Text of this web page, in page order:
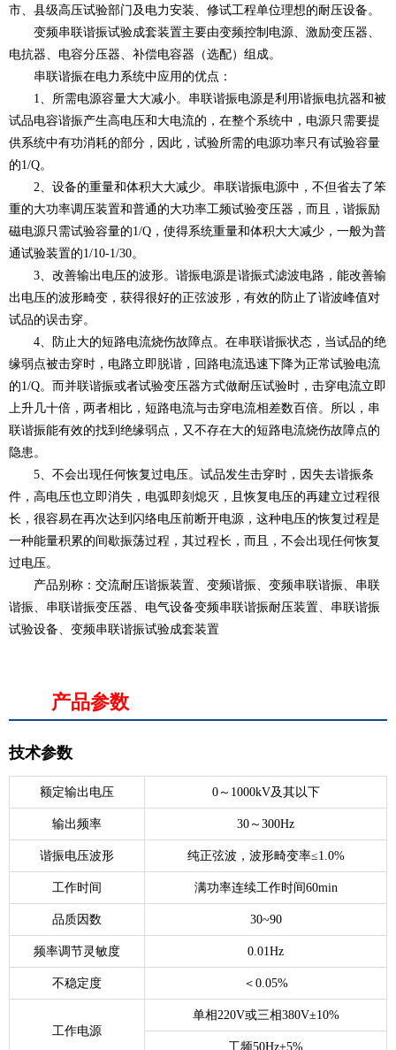
市、县级高压试验部门及电力安装、修试工程单位理想的耐压设备。
变频串联谐振试验成套装置主要由变频控制电源、激励变压器、
电抗器、电容分压器、补偿电容器（选配）组成。
串联谐振在电力系统中应用的优点：
1、所需电源容量大大减小。串联谐振电源是利用谐振电抗器和被
试品电容谐振产生高电压和大电流的，在整个系统中，电源只需要提
供系统中有功消耗的部分，因此，试验所需的电源功率只有试验容量
的1/Q。
2、设备的重量和体积大大减少。串联谐振电源中，不但省去了笨
重的大功率调压装置和普通的大功率工频试验变压器，而且，谐振励
磁电源只需试验容量的1/Q，使得系统重量和体积大大减少，一般为普
通试验装置的1/10-1/30。
3、改善输出电压的波形。谐振电源是谐振式滤波电路，能改善输
出电压的波形畸变，获得很好的正弦波形，有效的防止了谐波峰值对
试品的误击穿。
4、防止大的短路电流烧伤故障点。在串联谐振状态，当试品的绝
缘弱点被击穿时，电路立即脱谐，回路电流迅速下降为正常试验电流
的1/Q。而并联谐振或者试验变压器方式做耐压试验时，击穿电流立即
上升几十倍，两者相比，短路电流与击穿电流相差数百倍。所以，串
联谐振能有效的找到绝缘弱点，又不存在大的短路电流烧伤故障点的
隐患。
5、不会出现任何恢复过电压。试品发生击穿时，因失去谐振条
件，高电压也立即消失，电弧即刻熄灭，且恢复电压的再建立过程很
长，很容易在再次达到闪络电压前断开电源，这种电压的恢复过程是
一种能量积累的间歇振荡过程，其过程长，而且，不会出现任何恢复
过电压。
产品别称 ：交流耐压谐振装置、变频谐振、变频串联谐振、串联
谐振、串联谐振变压器、电气设备变频串联谐振耐压装置、串联谐振
试验设备、变频串联谐振试验成套装置
产品参数
技术参数
额定输出电压 0～1000kV及其以下
输出频率 30～300Hz
谐振电压波形 纯正弦波，波形畸变率≤1.0%
工作时间 满功率连续工作时间60min
品质因数 30~90
频率调节灵敏度 0.01Hz
不稳定度 ＜0.05%
工作电源
单相220V或三相380V±10%
工频50Hz±5%